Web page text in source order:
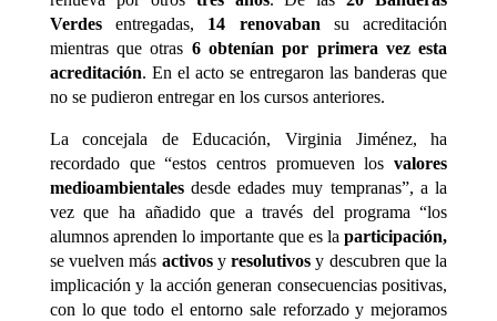
Verdesentregadas, 14 renovabansu acreditación
mientras que otras 6 obtenían por primera vez esta
acreditación. En el acto se entregaron las banderas que
no se pudieron entregar en los cursos anteriores.
La concejala de Educación, Virginia Jiménez, ha
recordado que “estos centros promueven losvalores
medioambientalesdesde edades muy tempranas”, a la
vez que ha añadido que a través del programa “los
alumnos aprenden lo importante que es laparticipación,
se vuelven más activosyresolutivos y descubren que la
implicación y la acción generan consecuencias positivas,
con lo que todo el entorno sale reforzado y mejoramos